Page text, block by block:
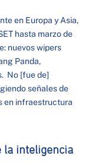
en Europa y Asia,
hasta marzo de
nuevos wipers
Panda,
No [fue de]
señales de
en infraestructura
la inteligencia